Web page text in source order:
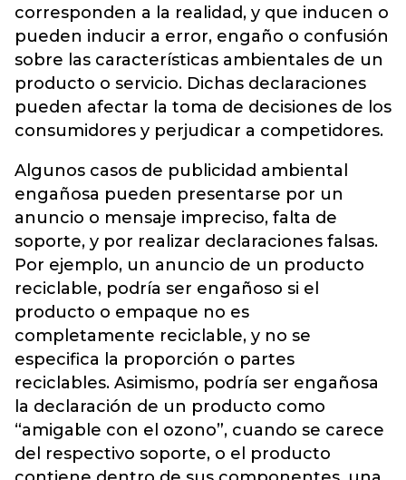
corresponden a la realidad, y que inducen o
pueden inducir a error, engaño o confusión
sobre las características ambientales de un
producto o servicio. Dichas declaraciones
pueden afectar la toma de decisiones de los
consumidores y perjudicar a competidores.
Algunos casos de publicidad ambiental
engañosa pueden presentarse por un
anuncio o mensaje impreciso, falta de
soporte, y por realizar declaraciones falsas.
Por ejemplo, un anuncio de un producto
reciclable, podría ser engañoso si el
producto o empaque no es
completamente reciclable, y no se
especifica la proporción o partes
reciclables. Asimismo, podría ser engañosa
la declaración de un producto como
“amigable con el ozono”, cuando se carece
del respectivo soporte, o el producto